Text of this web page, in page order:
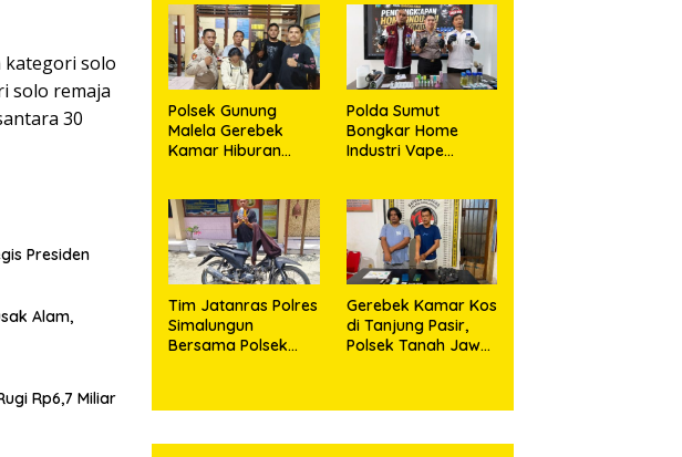
kategori solo
solo remaja
30
Presiden
Alam,
Rp6,7 Miliar
Timbangan Digital
dan Puluhan Plastik
Klip
Polsek Gunung
Malela Gerebek
Kamar Hiburan
Penikmat Sabu
Menangis Saat
Diringkus
Polda Sumut
Bongkar Home
Industri Vape
Baku Diduga
Dipasok dari
Kamboja
Tim Jatanras Polres
Simalungun
Bersama Polsek
Tersangka
Gerebek Kamar Kos
di Tanjung Pasir,
Polsek Tanah Jawa